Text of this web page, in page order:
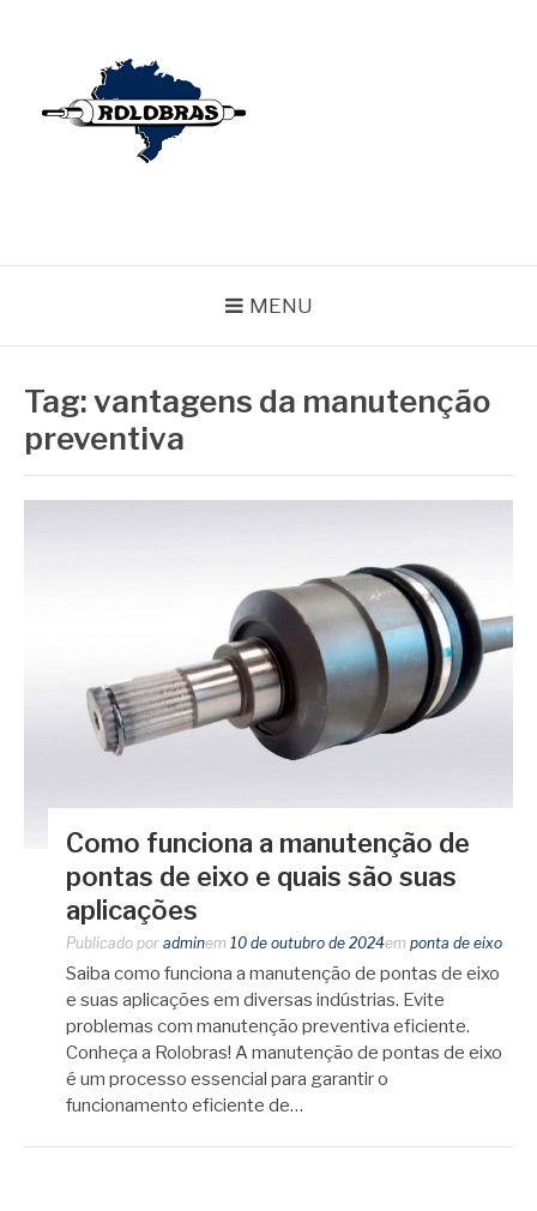
MENU
Tag:vantagens da manutenção
preventiva
Como funciona a manutenção de
pontas de eixo e quais são suas
aplicações
Publicado por adminem 10 de outubro de 2024em ponta de eixo
Saiba como funciona a manutenção de pontas de eixo
e suas aplicações em diversas indústrias. Evite
problemas com manutenção preventiva eficiente.
Conheça a Rolobras! A manutenção de pontas de eixo
é um processo essencial para garantir o
funcionamento eficiente de…